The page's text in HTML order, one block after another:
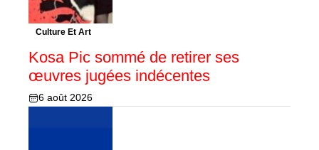
Culture Et Art
Kosa Pic sommé de retirer ses
œuvres jugées indécentes
6 août 2026